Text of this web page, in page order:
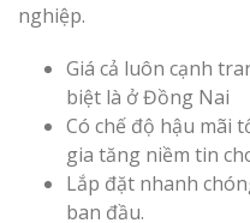
nghiệp.
Giá cả luôn cạnh
biệt là ở Đồng Nai
Có chế độ hậu mãi
gia tăng niềm tin
Lắp đặt nhanh
ban đầu.